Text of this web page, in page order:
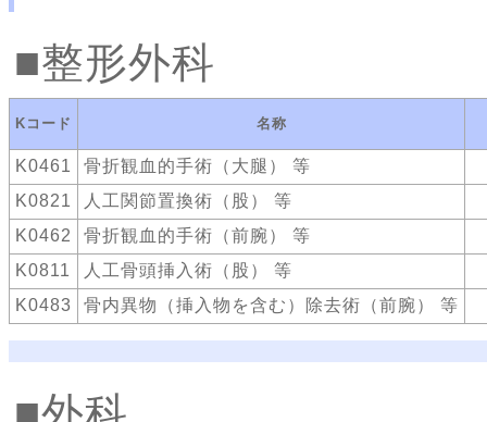
整形外科
Kコード 名称
K0461
骨折観血的手術（大腿） 等
K0821
人工関節置換術（股） 等
K0462
骨折観血的手術（前腕） 等
K0811
人工骨頭挿入術（股） 等
K0483
骨内異物（挿入物を含む）除去術（前腕） 等